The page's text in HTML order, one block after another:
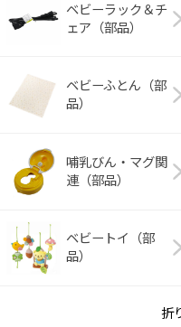
ベビーラック＆チ
ェア（部品）
ベビーふとん（部
品）
哺乳びん・マグ関
連（部品）
ベビートイ（部
品）